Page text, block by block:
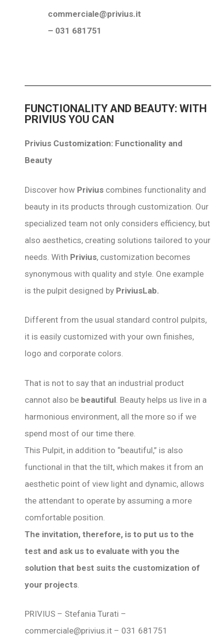
commerciale@privius.it
– 031 681751
FUNCTIONALITY AND BEAUTY: WITH
PRIVIUS YOU CAN
Privius Customization: Functionality and
Beauty
Discover how Privius combines functionality and
beauty in its products through customization. Our
specialized team not only considers efficiency, but
also aesthetics, creating solutions tailored to your
needs. With Privius, customization becomes
synonymous with quality and style. One example
is the pulpit designed by PriviusLab.
Different from the usual standard control pulpits,
it is easily customized with your own finishes,
logo and corporate colors.
That is not to say that an industrial product
cannot also be beautiful . Beauty helps us live in a
harmonious environment, all the more so if we
spend most of our time there.
This Pulpit, in addition to “beautiful,” is also
functional in that the tilt, which makes it from an
aesthetic point of view light and dynamic, allows
the attendant to operate by assuming a more
comfortable position.
The invitation, therefore, is to put us to the
test and ask us to evaluate with you the
solution that best suits the customization of
your projects
PRIVIUS – Stefania Turati –
commerciale@privius.it – 031 681751